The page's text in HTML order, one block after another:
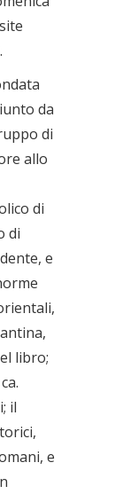
da
di
allo
di
di
e
libro;
il
e